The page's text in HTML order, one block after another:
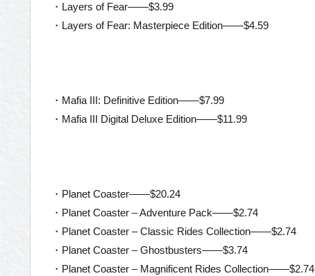
・Layers of Fear——$3.99
・Layers of Fear: Masterpiece Edition——$4.59
・Mafia III: Definitive Edition——$7.99
・Mafia III Digital Deluxe Edition——$11.99
・Planet Coaster——$20.24
・Planet Coaster – Adventure Pack——$2.74
・Planet Coaster – Classic Rides Collection——$2.74
・Planet Coaster – Ghostbusters——$3.74
・Planet Coaster – Magnificent Rides Collection——$2.74